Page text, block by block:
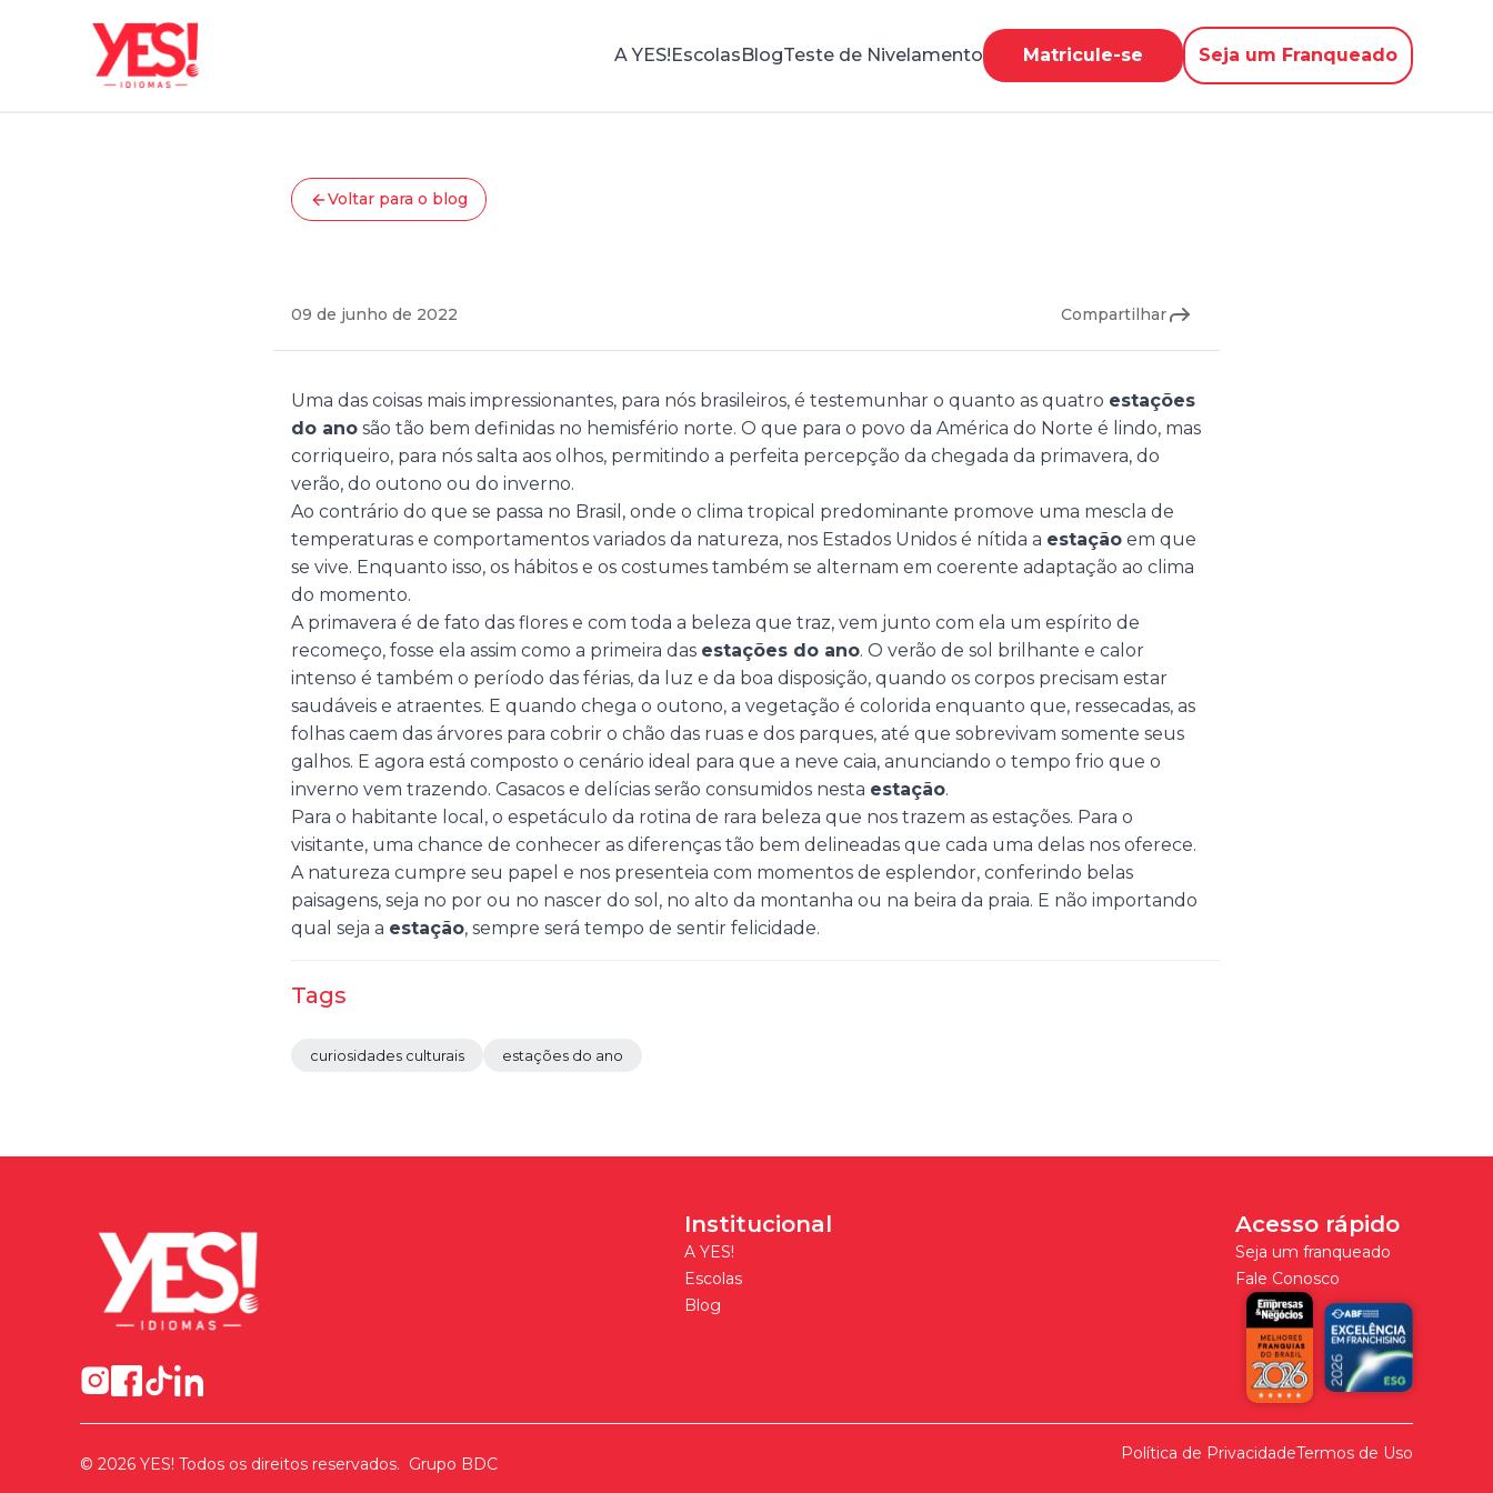
A YES!EscolasBlogTeste de Nivelamento Matricule-se Seja um Franqueado
Voltar para o blog
09 de junho de 2022 Compartilhar
Uma das coisas mais impressionantes, para nós brasileiros, é testemunhar o quanto as quatro estações
do ano são tão bem definidas no hemisfério norte. O que para o povo da América do Norte é lindo, mas
corriqueiro, para nós salta aos olhos, permitindo a perfeita percepção da chegada da primavera, do
verão, do outono ou do inverno.
Ao contrário do que se passa no Brasil, onde o clima tropical predominante promove uma mescla de
temperaturas e comportamentos variados da natureza, nos Estados Unidos é nítida a estação em que
se vive. Enquanto isso, os hábitos e os costumes também se alternam em coerente adaptação ao clima
do momento.
A primavera é de fato das flores e com toda a beleza que traz, vem junto com ela um espírito de
recomeço, fosse ela assim como a primeira das estações do ano. O verão de sol brilhante e calor
intenso é também o período das férias, da luz e da boa disposição, quando os corpos precisam estar
saudáveis e atraentes. E quando chega o outono, a vegetação é colorida enquanto que, ressecadas, as
folhas caem das árvores para cobrir o chão das ruas e dos parques, até que sobrevivam somente seus
galhos. E agora está composto o cenário ideal para que a neve caia, anunciando o tempo frio que o
inverno vem trazendo. Casacos e delícias serão consumidos nesta estação.
Para o habitante local, o espetáculo da rotina de rara beleza que nos trazem as estações. Para o
visitante, uma chance de conhecer as diferenças tão bem delineadas que cada uma delas nos oferece.
A natureza cumpre seu papel e nos presenteia com momentos de esplendor, conferindo belas
paisagens, seja no por ou no nascer do sol, no alto da montanha ou na beira da praia. E não importando
qual seja a estação, sempre será tempo de sentir felicidade.
Tags
curiosidades culturais estações do ano
Institucional
A YES!
Escolas
Blog
Acesso rápido
Seja um franqueado
Fale Conosco
Política de PrivacidadeTermos de Uso
© 2026 YES! Todos os direitos reservados. Grupo BDC